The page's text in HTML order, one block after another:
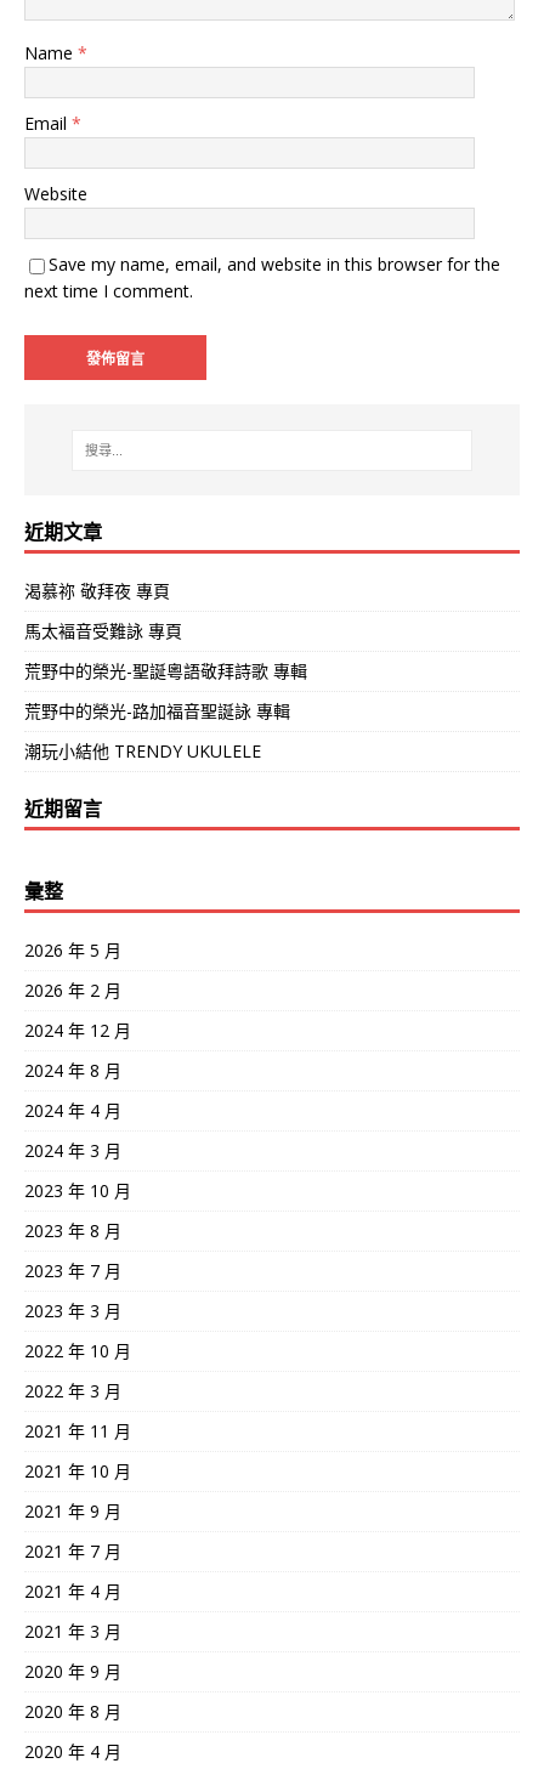
Name *
Email *
Website
Save my name, email, and website in this browser for the
next time I comment.
近期文章
渴慕祢 敬拜夜 專頁
馬太褔音受難詠 專頁
荒野中的榮光-聖誕粵語敬拜詩歌 專輯
荒野中的榮光-路加福音聖誕詠 專輯
潮玩小結他 TRENDY UKULELE
近期留言
彙整
2026 年 5 月
2026 年 2 月
2024 年 12 月
2024 年 8 月
2024 年 4 月
2024 年 3 月
2023 年 10 月
2023 年 8 月
2023 年 7 月
2023 年 3 月
2022 年 10 月
2022 年 3 月
2021 年 11 月
2021 年 10 月
2021 年 9 月
2021 年 7 月
2021 年 4 月
2021 年 3 月
2020 年 9 月
2020 年 8 月
2020 年 4 月